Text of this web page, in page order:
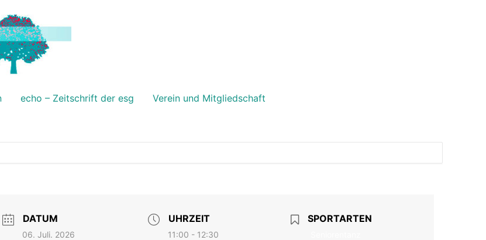
echo – Zeitschrift der esg Verein und Mitgliedschaft
DATUM
06. Juli. 2026
UHRZEIT
11:00 - 12:30
SPORTARTEN